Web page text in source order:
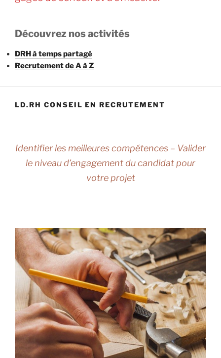
Découvrez nos activités
DRH à temps partagé
Recrutement de A à Z
LD.RH CONSEIL EN RECRUTEMENT
Identifier les meilleures compétences – Valider
le niveau d’engagement du candidat pour
votre projet